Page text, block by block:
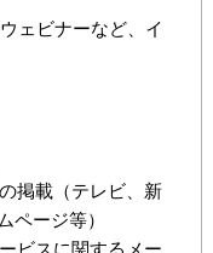
ェビナーなど、イ
掲載（テレビ、新
ページ等）